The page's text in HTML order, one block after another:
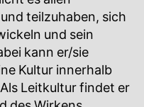
teilzuhaben, sich
und sein
kann er/sie
Kultur innerhalb
Leitkultur findet er